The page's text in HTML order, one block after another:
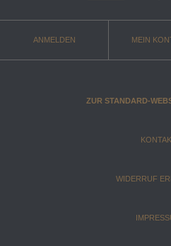
ANMELDEN MEIN
ZUR STANDARD-
WIDERRUF